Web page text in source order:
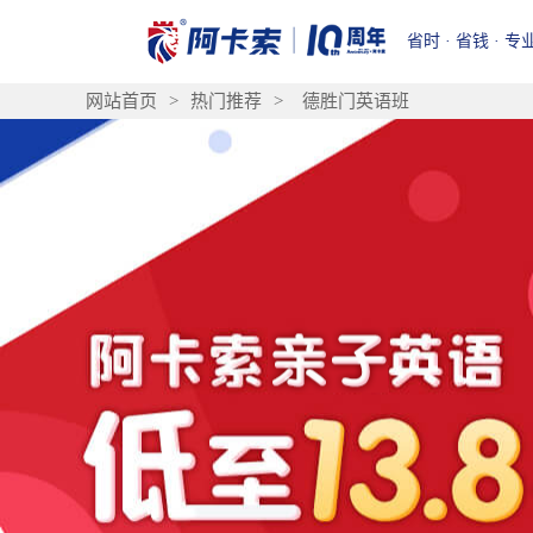
省时 · 省钱 · 专
网站首页 > 热门推荐 > 德胜门英语班